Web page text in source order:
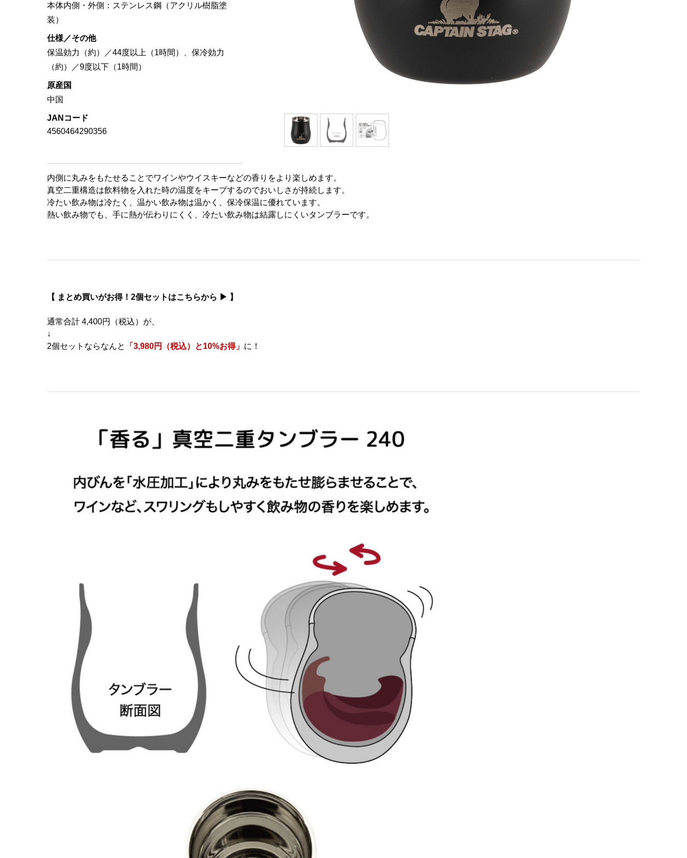
本体内側・外側：ステンレス鋼（アクリル樹脂塗
装）
仕様／その他
保温効力（約）／44度以上（1時間）、保冷効力
（約）／9度以下（1時間）
原産国
中国
JANコード
4560464290356
内側に丸みをもたせることでワインやウイスキーなどの香りをより楽しめます。
真空二重構造は飲料物を入れた時の温度をキープするのでおいしさが持続します。
冷たい飲み物は冷たく、温かい飲み物は温かく、保冷保温に優れています。
熱い飲み物でも、手に熱が伝わりにくく、冷たい飲み物は結露しにくいタンブラーです。
【 まとめ買いがお得！2個セットはこちらから ▶︎ 】
通常合計 4,400円（税込）が、
↓
2個セットならなんと
「3,980円（税込）と10%お得」 に！